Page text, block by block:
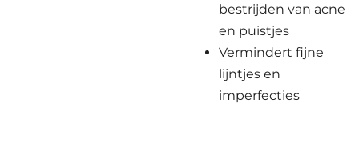
bestrijden van acne
en puistjes
Vermindert fijne
lijntjes en
imperfecties